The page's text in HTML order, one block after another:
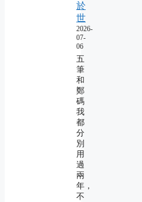
於
世
2026-
07-
06
五
筆
和
鄭
碼
我
都
分
別
用
過
兩
年，
不